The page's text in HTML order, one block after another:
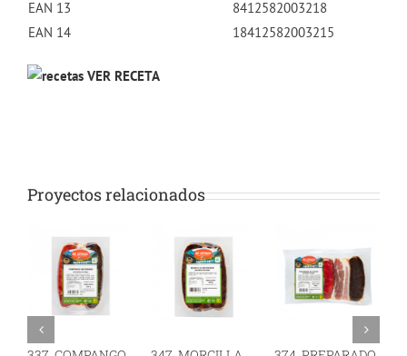
EAN 13
8412582003218
EAN 14
18412582003215
VER RECETA
Proyectos relacionados